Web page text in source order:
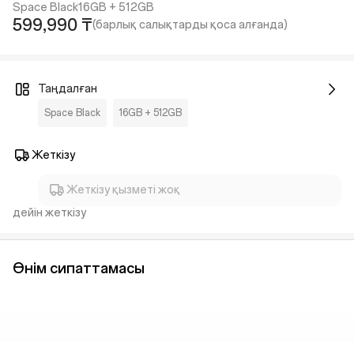
Space Black16GB + 512GB
599,990 ₸(барлық салықтарды қоса алғанда)
Таңдалған
Space Black 16GB + 512GB
Жеткізу
Жеткізу қызметі жоқ
дейін жеткізу
Өнім сипаттамасы